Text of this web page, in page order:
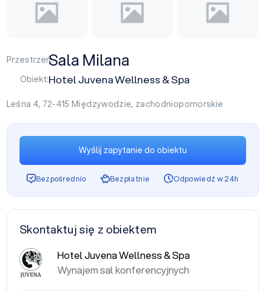
Przestrzeń:Sala Milana
Obiekt:Hotel Juvena Wellness & Spa
Leśna 4, 72-415Międzywodzie, zachodniopomorskie
Wyślij zapytanie do obiektu
Bezpośrednio Bezpłatnie Odpowiedź w 24h
Skontaktuj się z obiektem
Hotel Juvena Wellness & Spa
Wynajem sal konferencyjnych